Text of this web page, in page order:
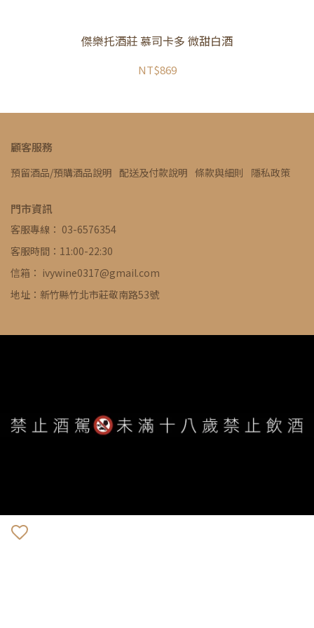
傑樂托酒莊 慕司卡多 微甜白酒
NT$869
顧客服務
預留酒品/預購酒品說明 配送及付款說明 條款與細則 隱私政策
門市資訊
客服專線： 03-6576354
客服時間：11:00-22:30
信箱： ivywine0317@gmail.com
地址：新竹縣竹北市莊敬南路53號
WE ARE ALWAYS AVAILABLE TO SERVE YOU ©